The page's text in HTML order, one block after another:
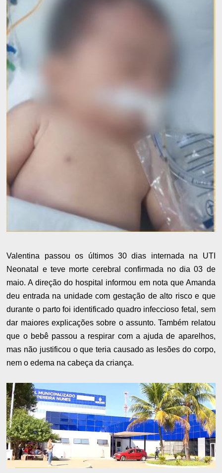
Valentina passou os últimos 30 dias internada na UTI
Neonatal e teve morte cerebral confirmada no dia 03 de
maio. A direção do hospital informou em nota que Amanda
deu entrada na unidade com gestação de alto risco e que
durante o parto foi identificado quadro infeccioso fetal, sem
dar maiores explicações sobre o assunto. Também relatou
que o bebê passou a respirar com a ajuda de aparelhos,
mas não justificou o que teria causado as lesões do corpo,
nem o edema na cabeça da criança.